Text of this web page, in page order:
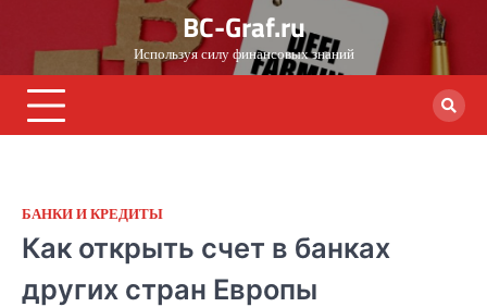
content
BC-Graf.ru
Используя силу финансовых знаний
БАНКИ И КРЕДИТЫ
Как открыть счет в банках
других стран Европы